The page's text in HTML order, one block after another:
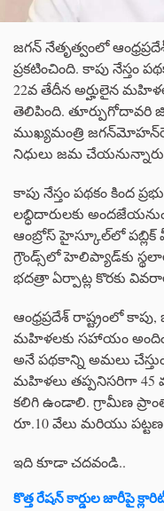
జగన్ నేతృత్వంలో
ప్రకటించింది. కాపు
22వ తేదీన అర్హులైన
తెలిపింది. తూర్పుగోదావరి
ముఖ్యమంత్రి
నిధులు జమ
కాపు నేస్తం పథకం కింద
లబ్ధిదారులకు
ఆంబ్రోస్‌ హైస్కూల్‌లో పబ్లిక్
గ్రౌండ్స్‌లో హెలిప్యాడ్‌కు
భదత్రా ఏర్పాట్ల కొరకు
ఆంధ్రప్రదేశ్ రాష్ట్రంలో
మహిళలకు సహాయం
అనే పథకాన్ని అమలు
మహిళలు తప్పనిసరిగా 45
కలిగి ఉండాలి. గ్రామీణ
రూ.10 వేలు మరియు
ఇది కూడా చదవండి..
కొత్త రేషన్ కార్డుల జారీపై